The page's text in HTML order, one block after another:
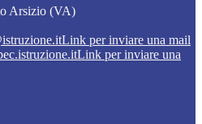
Arsizio (VA)
Link per inviare una mail
Link per inviare una